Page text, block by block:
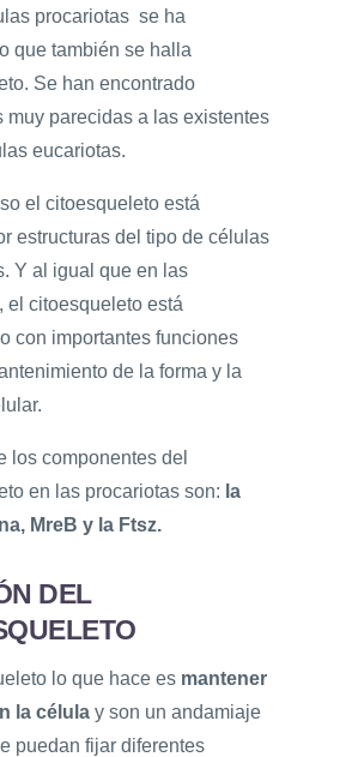
procariotas se ha
que también se halla
Se han encontrado
muy parecidas a las existentes
eucariotas.
el citoesqueleto está
estructuras del tipo de células
Y al igual que en las
el citoesqueleto está
con importantes funciones
de la forma y la
los componentes del
en las procariotas son: la
MreB y la Ftsz.
DEL
lo que hace es mantener
la célula y son un andamiaje
puedan fijar diferentes